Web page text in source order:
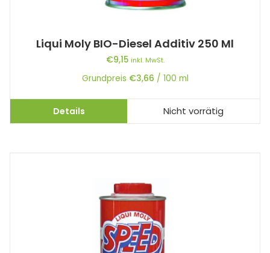
Liqui Moly BIO-Diesel Additiv 250 Ml
€9,15 inkl. MwSt.
Grundpreis €3,66 / 100 ml
Details Nicht vorrätig